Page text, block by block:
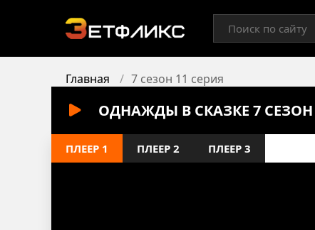
Главная 7 сезон 11 серия
ОДНАЖДЫ В СКАЗКЕ 7
ПЛЕЕР 1 ПЛЕЕР 2 ПЛЕЕР 3